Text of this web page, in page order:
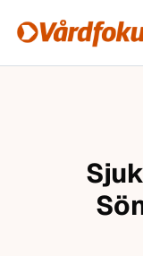
Hoppa till
Vårdfokusjobb